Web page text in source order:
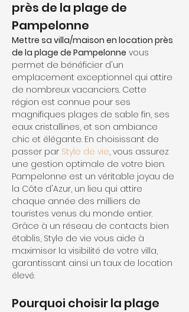
près de la plage de
Pampelonne
Mettre sa villa/maison en location près
de la plage de Pampelonne vous
permet de bénéficier d'un
emplacement exceptionnel qui attire
de nombreux vacanciers. Cette
région est connue pour ses
magnifiques plages de sable fin, ses
eaux cristallines, et son ambiance
chic et élégante. En choisissant de
passer par Style de vie, vous assurez
une gestion optimale de votre bien.
Pampelonne est un véritable joyau de
la Côte d'Azur, un lieu qui attire
chaque année des milliers de
touristes venus du monde entier.
Grâce à un réseau de contacts bien
établis, Style de vie vous aide à
maximiser la visibilité de votre villa,
garantissant ainsi un taux de location
élevé.
Pourquoi choisir la plage